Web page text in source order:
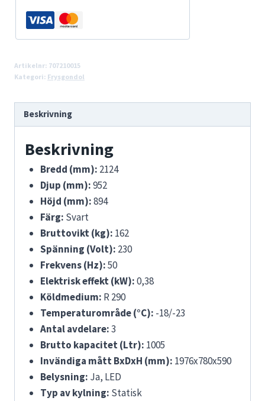
Artikelnr: 707210015
Kategori: Frysgondol
Beskrivning
Beskrivning
Bredd (mm): 2124
Djup (mm):952
Höjd (mm):894
Färg: Svart
Bruttovikt (kg): 162
Spänning (Volt): 230
Frekvens (Hz):50
Elektrisk effekt (kW):0,38
Köldmedium: R 290
Temperaturområde (°C): -18/-23
Antal avdelare:3
Brutto kapacitet (Ltr): 1005
Invändiga mått BxDxH (mm): 1976x780x590
Belysning: Ja, LED
Typ av kylning: Statisk